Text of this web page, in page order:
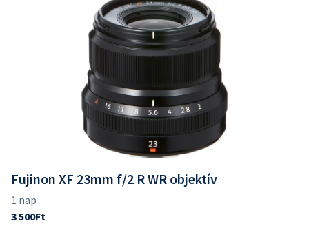
Fujinon XF 23mm f/2 R WR objektív